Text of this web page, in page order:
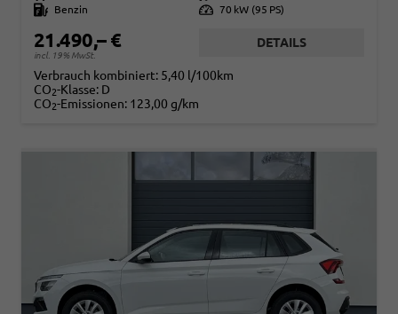
Kraftstoff
Benzin Leistung 70 kW (95 PS)
21.490,– €
incl. 19% MwSt.
DETAILS
Verbrauch kombiniert: 5,40 l/100km
CO2-Klasse: D
CO2-Emissionen: 123,00 g/km